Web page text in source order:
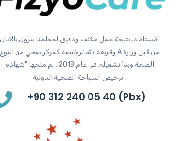
الأستاذ د. نتيجة عمل مكثف ودقيق لمعلمنا بيرول بالابان
وفريقه ؛ تم ترخيصه كمركز صحي من النوع A من قبل وزارة
الصحة وبدأ تشغيله. في عام 2018 ، تم منحها "شهادة
ترخيص السياحة الصحية الدولية".
+90 312 240 05 40 (Pbx)